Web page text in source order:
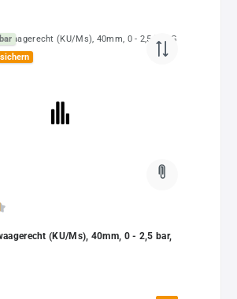
(KU/Ms), 40mm, 0 - 2,5 bar,